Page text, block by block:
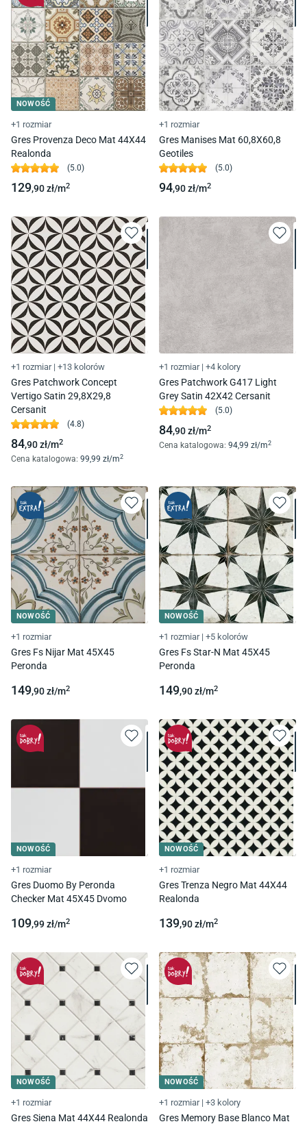
NOWOŚĆ
+1 rozmiar
Gres Provenza Deco Mat 44X44
Realonda
(5.0)
129,90zł/m2
+1 rozmiar
Gres Manises Mat 60,8X60,8
Geotiles
(5.0)
94,90zł/m2
+1 rozmiar | +13 kolorów
Gres Patchwork Concept
Vertigo Satin 29,8X29,8
Cersanit
(4.8)
84,90zł/m2
Cena katalogowa: 99,99 zł/m2
+1 rozmiar | +4 kolory
Gres Patchwork G417 Light
Grey Satin 42X42 Cersanit
(5.0)
84,90zł/m2
Cena katalogowa: 94,99 zł/m2
NOWOŚĆ
+1 rozmiar
Gres Fs Nijar Mat 45X45
Peronda
149,90zł/m2
NOWOŚĆ
+1 rozmiar | +5 kolorów
Gres Fs Star-N Mat 45X45
Peronda
149,90zł/m2
NOWOŚĆ
+1 rozmiar
Gres Duomo By Peronda
Checker Mat 45X45 Dvomo
109,99zł/m2
NOWOŚĆ
+1 rozmiar
Gres Trenza Negro Mat 44X44
Realonda
139,90zł/m2
NOWOŚĆ
+1 rozmiar
Gres Siena Mat 44X44 Realonda
NOWOŚĆ
+1 rozmiar | +3 kolory
Gres Memory Base Blanco Mat